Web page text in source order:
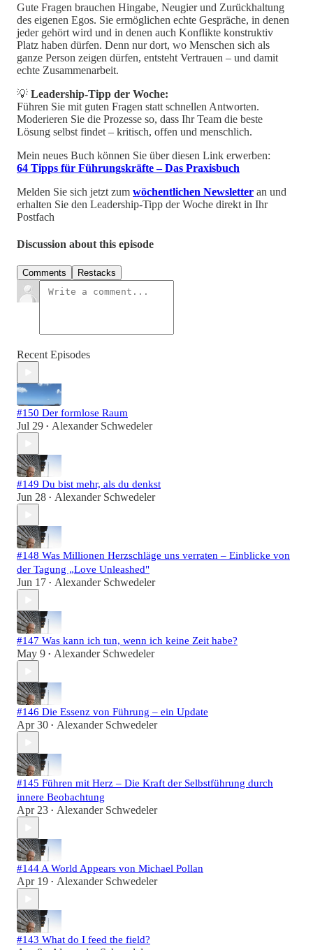
Gute Fragen brauchen Hingabe, Neugier und Zurückhaltung
des eigenen Egos. Sie ermöglichen echte Gespräche, in denen
jeder gehört wird und in denen auch Konflikte konstruktiv
Platz haben dürfen. Denn nur dort, wo Menschen sich als
ganze Person zeigen dürfen, entsteht Vertrauen – und damit
echte Zusammenarbeit.
💡 Leadership-Tipp der Woche:
Führen Sie mit guten Fragen statt schnellen Antworten.
Moderieren Sie die Prozesse so, dass Ihr Team die beste
Lösung selbst findet – kritisch, offen und menschlich.
Mein neues Buch können Sie über diesen Link erwerben:
64 Tipps für Führungskräfte – Das Praxisbuch
Melden Sie sich jetzt zum wöchentlichen Newsletter an und
erhalten Sie den Leadership-Tipp der Woche direkt in Ihr
Postfach
Discussion about this episode
Comments Restacks
Recent Episodes
#150 Der formlose Raum
Jul 29 • Alexander Schwedeler
#149 Du bist mehr, als du denkst
Jun 28 • Alexander Schwedeler
#148 Was Millionen Herzschläge uns verraten – Einblicke von
der Tagung „Love Unleashed"
Jun 17 • Alexander Schwedeler
#147 Was kann ich tun, wenn ich keine Zeit habe?
May 9 • Alexander Schwedeler
#146 Die Essenz von Führung – ein Update
Apr 30 • Alexander Schwedeler
#145 Führen mit Herz – Die Kraft der Selbstführung durch
innere Beobachtung
Apr 23 • Alexander Schwedeler
#144 A World Appears von Michael Pollan
Apr 19 • Alexander Schwedeler
#143 What do I feed the field?